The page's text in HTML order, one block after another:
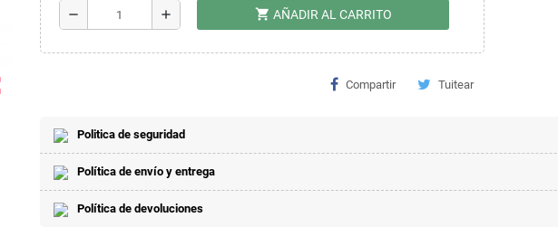
remove add shopping_cart AÑADIR AL CARRITO
Compartir Tuitear
Politica de seguridad
Política de envío y entrega
Política de devoluciones